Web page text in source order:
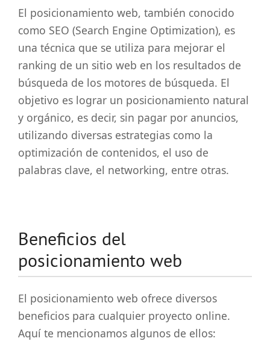
El posicionamiento web, también conocido
como SEO (Search Engine Optimization), es
una técnica que se utiliza para mejorar el
ranking de un sitio web en los resultados de
búsqueda de los motores de búsqueda. El
objetivo es lograr un posicionamiento natural
y orgánico, es decir, sin pagar por anuncios,
utilizando diversas estrategias como la
optimización de contenidos, el uso de
palabras clave, el networking, entre otras.
Beneficios del
posicionamiento web
El posicionamiento web ofrece diversos
beneficios para cualquier proyecto online.
Aquí te mencionamos algunos de ellos: